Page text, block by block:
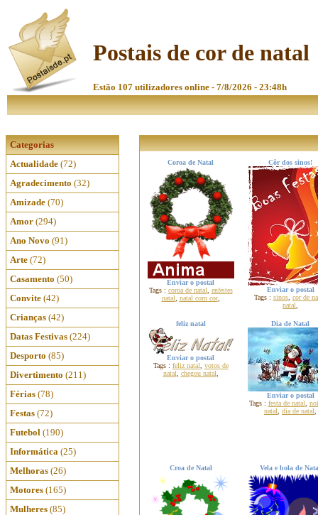
Postais de cor de natal
Estão 107 utilizadores online - 7/8/2026 - 23:48h
Categorias
Actualidade (72)
Agradecimento (32)
Amizade (70)
Amor (294)
Ano Novo (91)
Arte (72)
Casamento (50)
Convite (42)
Crianças (42)
Datas Festivas (224)
Desporto (85)
Divertimento (211)
Férias (78)
Festas (72)
Futebol (190)
Informática (25)
Melhoras (26)
Motores (165)
Mulheres (85)
Coroa de Natal
Enviar o postal
Tags : coroa de natal
enfeites
natal
natal com cor,
Côr dos sinos!
Enviar o postal
Tags : sinos, cor de
natal
feliz natal
Enviar o postal
Tags : feliz natal
votos de
natal
chegou natal
Dia de Natal
Enviar o postal
Tags : festa de natal
natal
dia de natal
Croa de Natal Vela e bola de